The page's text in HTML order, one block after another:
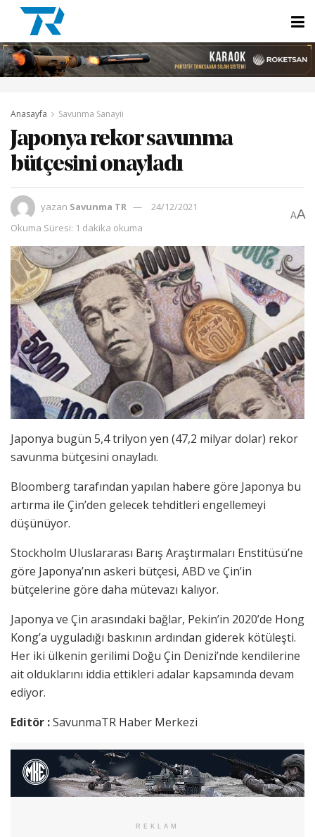
Anasayfa Savunma Sanayii
Japonya rekor savunma
bütçesini onayladı
yazan Savunma TR
24/12/2021
Okuma Süresi: 1 dakika okuma
AA
Japonya bugün 5,4 trilyon yen (47,2 milyar dolar) rekor
savunma bütçesini onayladı.
Bloomberg tarafından yapılan habere göre Japonya bu
artırma ile Çin’den gelecek tehditleri engellemeyi
düşünüyor.
Stockholm Uluslararası Barış Araştırmaları Enstitüsü’ne
göre Japonya’nın askeri bütçesi, ABD ve Çin’in
bütçelerine göre daha mütevazı kalıyor.
Japonya ve Çin arasındaki bağlar, Pekin’in 2020’de Hong
Kong’a uyguladığı baskının ardından giderek kötüleşti.
Her iki ülkenin gerilimi Doğu Çin Denizi’nde kendilerine
ait olduklarını iddia ettikleri adalar kapsamında devam
ediyor.
Editör :SavunmaTR Haber Merkezi
REKLAM